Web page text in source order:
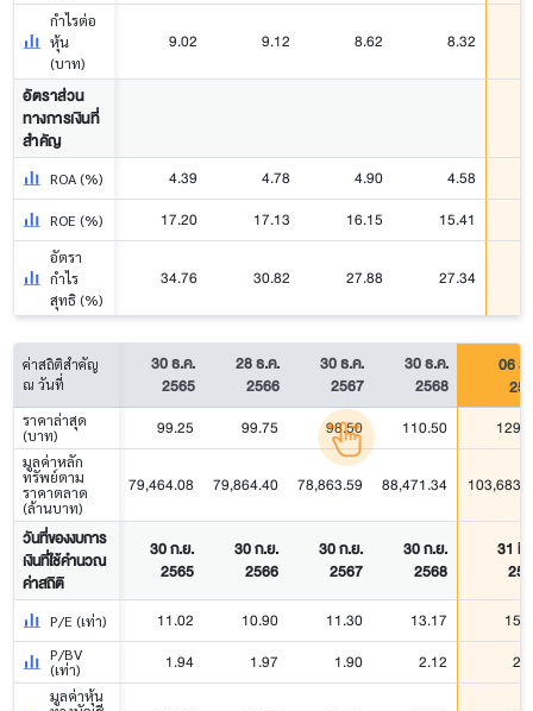
กำไรต่อ
หุ้น
(บาท)
9.02 9.12 8.62 8.32
อัตราส่วน
ทางการเงินที่
สำคัญ
ROA (%) 4.39 4.78 4.90 4.58
ROE (%) 17.20 17.13 16.15 15.41
อัตรา
กำไร
สุทธิ (%)
34.76 30.82 27.88 27.34
ค่าสถิติสำคัญ
ณ วันที่
30 ธ.ค.
2565
28 ธ.ค.
2566
30 ธ.ค.
2567
30 ธ.ค.
2568
06 ส
ราคาล่าสุด
(บาท)
99.25 99.75 98.50 110.50
มูลค่าหลัก
ทรัพย์ตาม
ราคาตลาด
(ล้านบาท)
79,464.08 79,864.40 78,863.59 88,471.34
วันที่ของงบการ
เงินที่ใช้คำนวณ
ค่าสถิติ
30 ก.ย.
2565
30 ก.ย.
2566
30 ก.ย.
2567
30 ก.ย.
2568
31 มี
P/E (เท่า) 11.02 10.90 11.30 13.17
P/BV
(เท่า)
1.94 1.97 1.90 2.12
มูลค่าหุ้น